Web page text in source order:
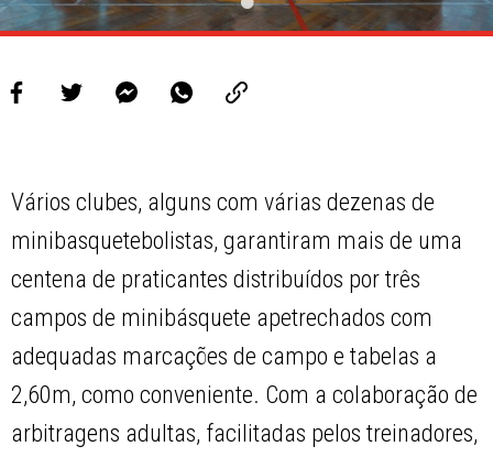
Vários clubes, alguns com várias dezenas de
minibasquetebolistas, garantiram mais de uma
centena de praticantes distribuídos por três
campos de minibásquete apetrechados com
adequadas marcações de campo e tabelas a
2,60m, como conveniente. Com a colaboração de
arbitragens adultas, facilitadas pelos treinadores,